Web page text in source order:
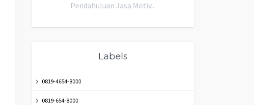
Pendahuluan Jasa Motiv...
Labels
0819-4654-8000
0819-654-8000